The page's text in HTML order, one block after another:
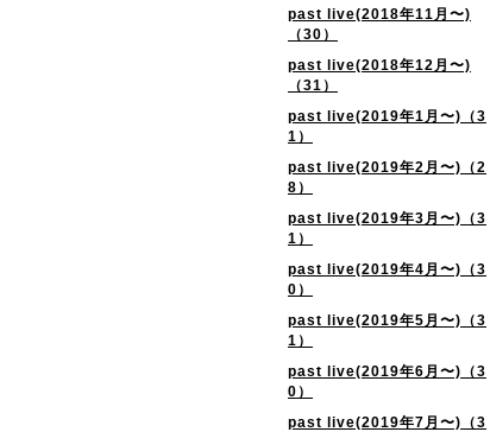
past live(2018年11月〜)
（30）
past live(2018年12月〜)
（31）
past live(2019年1月〜)（3
1）
past live(2019年2月〜)（2
8）
past live(2019年3月〜)（3
1）
past live(2019年4月〜)（3
0）
past live(2019年5月〜)（3
1）
past live(2019年6月〜)（3
0）
past live(2019年7月〜)（3